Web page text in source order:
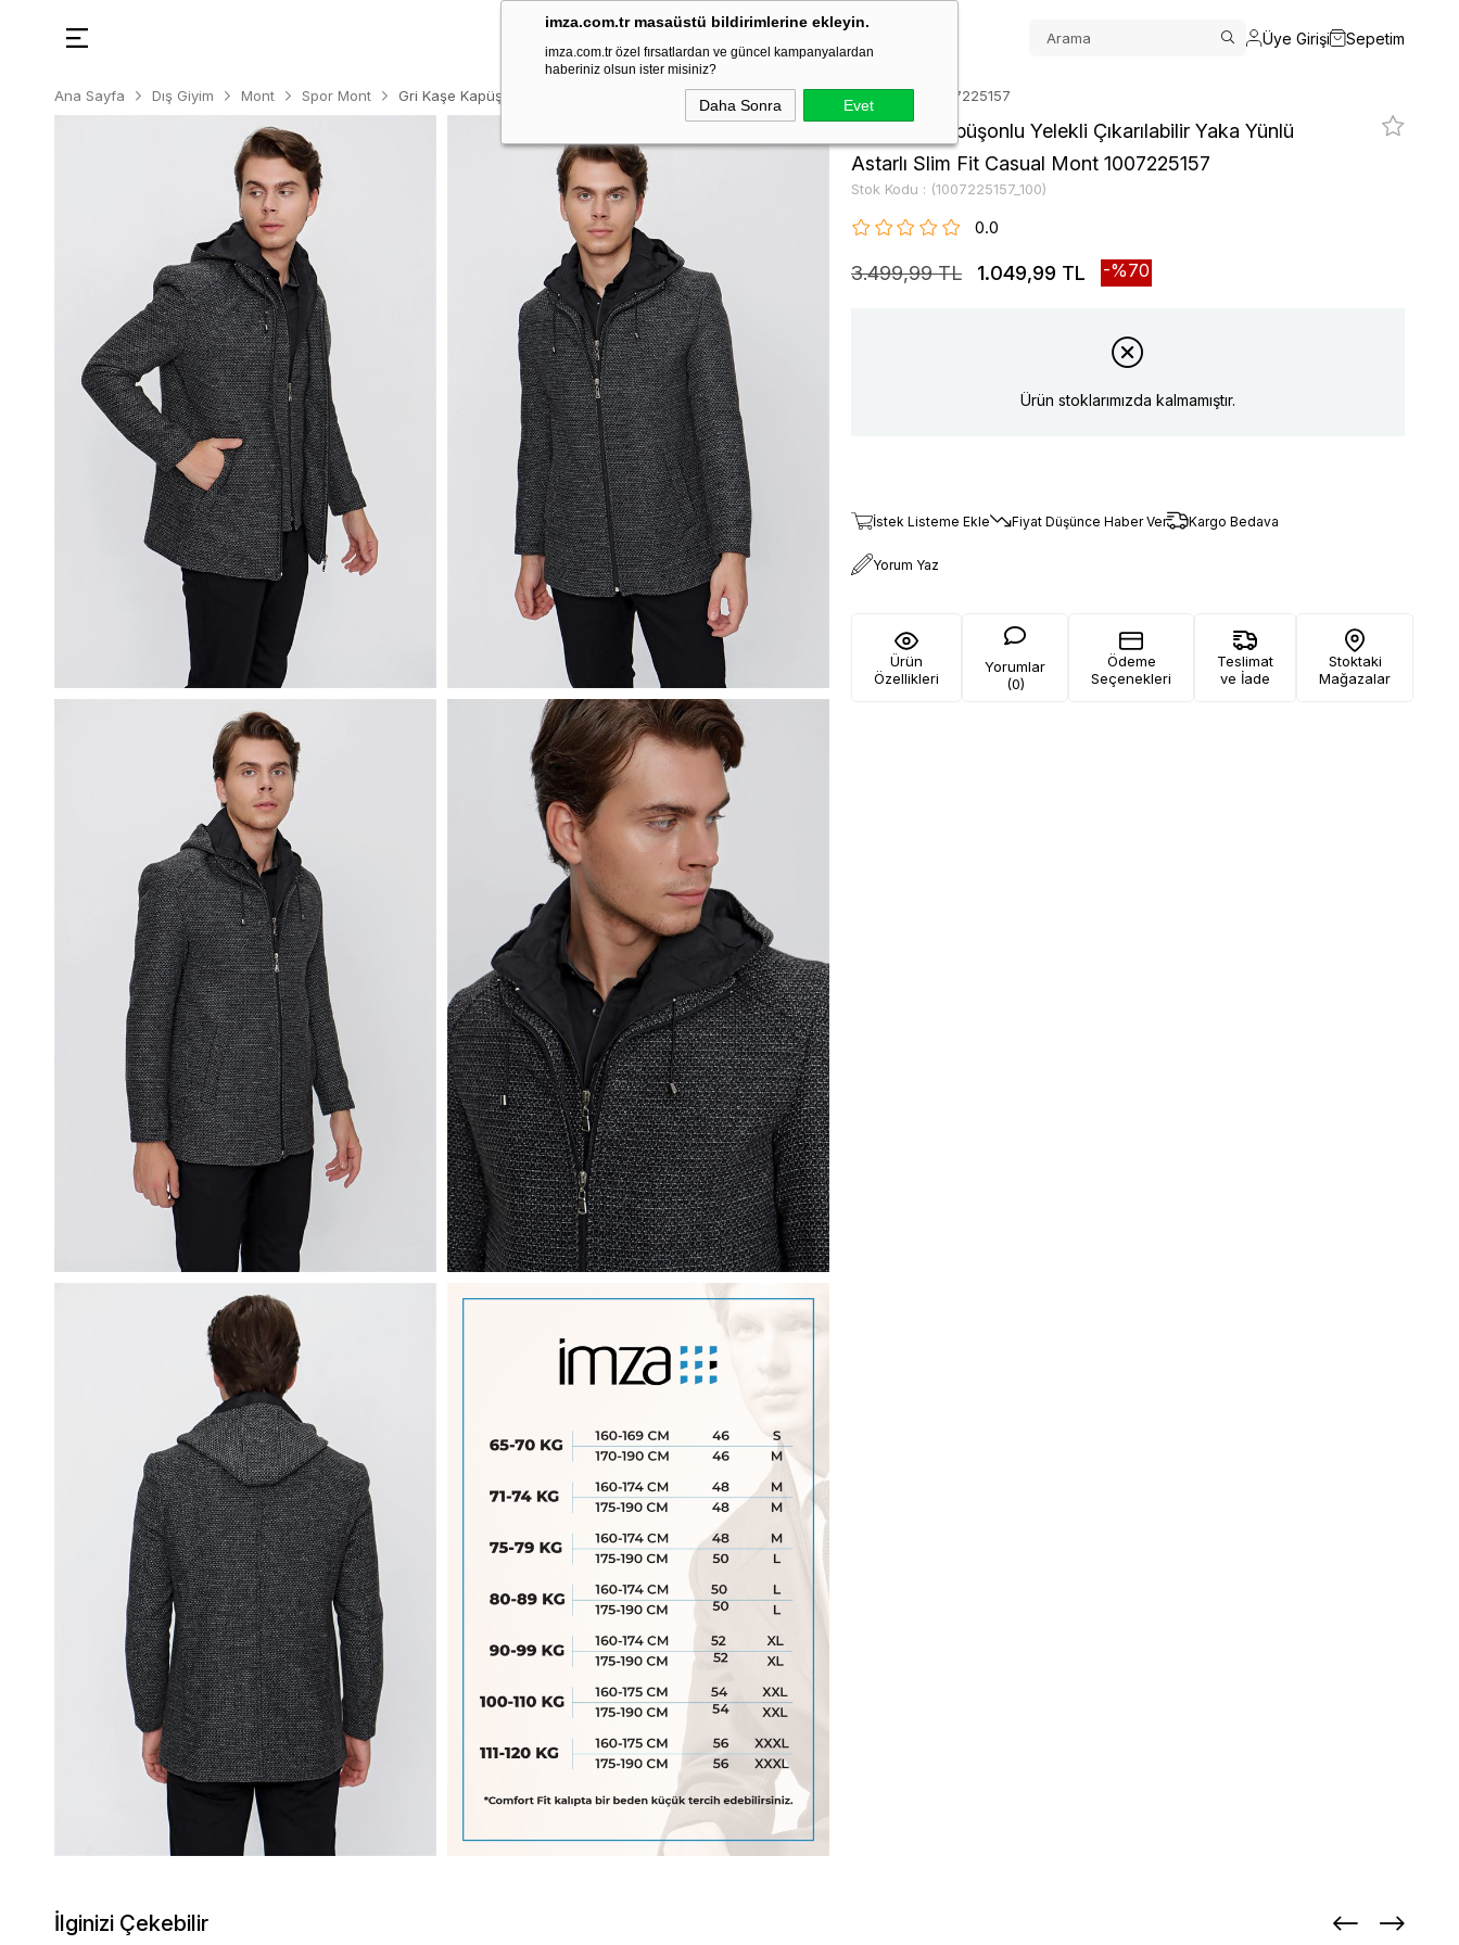
imza.com.tr masaüstü bildirimlerine ekleyin.
imza.com.tr özel fırsatlardan ve güncel kampanyalardan
haberiniz olsun ister misiniz?
Daha Sonra Evet
Üye Girişi Sepetim
Ana Sayfa Dış Giyim Mont Spor Mont Gri Kaşe Kapüşonlu Yelekli Çıkarılabilir Yaka Yünlü Astarlı Slim Fit Casual Mont 1007225157
Gri Kaşe Kapüşonlu Yelekli Çıkarılabilir Yaka Yünlü
Astarlı Slim Fit Casual Mont 1007225157
Stok Kodu (1007225157_100)
0.0
3.499,99 TL 1.049,99 TL 70
Ürün stoklarımızda kalmamıştır.
İstek Listeme Ekle Fiyat Düşünce Haber Ver Kargo Bedava
Yorum Yaz
Ürün
Özellikleri
Yorumlar
(0)
Ödeme
Seçenekleri
Teslimat
ve İade
Stoktaki
Mağazalar
İlginizi Çekebilir